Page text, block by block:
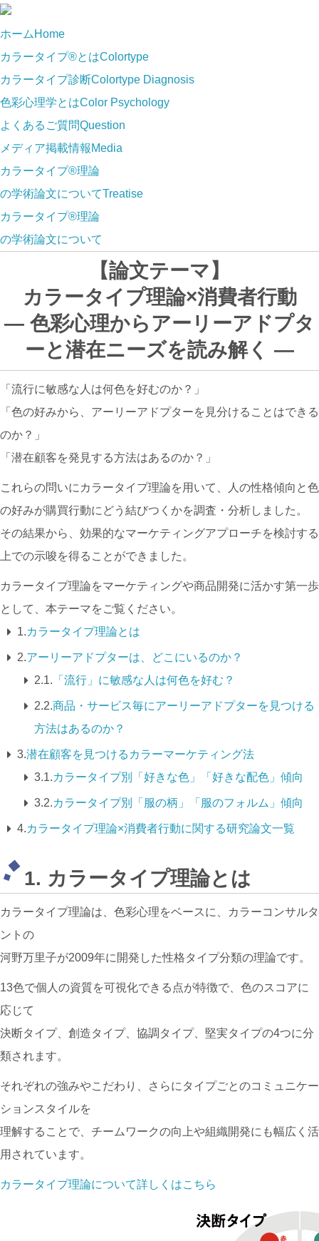
ホーム Home
カラータイプ®とはColortype
カラータイプ診断Colortype Diagnosis
色彩心理学とはColor Psychology
よくあるご質問Question
メディア掲載情報 Media
カラータイプ®理論
の学術論文についてTreatise
カラータイプ®理論
の学術論文について
【論文テーマ】
カラータイプ理論×消費者行動
― 色彩心理からアーリーアドプタ
ーと潜在ニーズを読み解く ―
「流行に敏感な人は何色を好むのか？」
「色の好みから、アーリーアドプターを見分けることはできる
のか？」
「潜在顧客を発見する方法はあるのか？」
これらの問いにカラータイプ理論を用いて、人の性格傾向と色
の好みが購買行動にどう結びつくかを調査・分析しました。
その結果から、効果的なマーケティングアプローチを検討する
上での示唆を得ることができました。
カラータイプ理論をマーケティングや商品開発に活かす第一歩
として、本テーマをご覧ください。
1.カラータイプ理論とは
2.アーリーアドプターは、どこにいるのか？
2.1. 「流行」に敏感な人は何色を好む？
2.2.商品・サービス毎にアーリーアドプターを見つける
方法はあるのか？
3.潜在顧客を見つけるカラーマーケティング法
3.1.カラータイプ別「好きな色」「好きな配色」傾向
3.2.カラータイプ別「服の柄」「服のフォルム」傾向
4.カラータイプ理論×消費者行動に関する研究論文一覧
1. カラータイプ理論とは
カラータイプ理論は、色彩心理をベースに、カラーコンサルタ
ントの
河野万里子が2009年に開発した性格タイプ分類の理論です。
13色で個人の資質を可視化できる点が特徴で、色のスコアに
応じて
決断タイプ、 創造タイプ、 協調タイプ、 堅実タイプの4つに分
類されます。
それぞれの強みやこだわり、さらにタイプごとのコミュニケー
ションスタイルを
理解することで、チームワークの向上や組織開発にも幅広く活
用されています。
カラータイプ理論について詳しくはこちら